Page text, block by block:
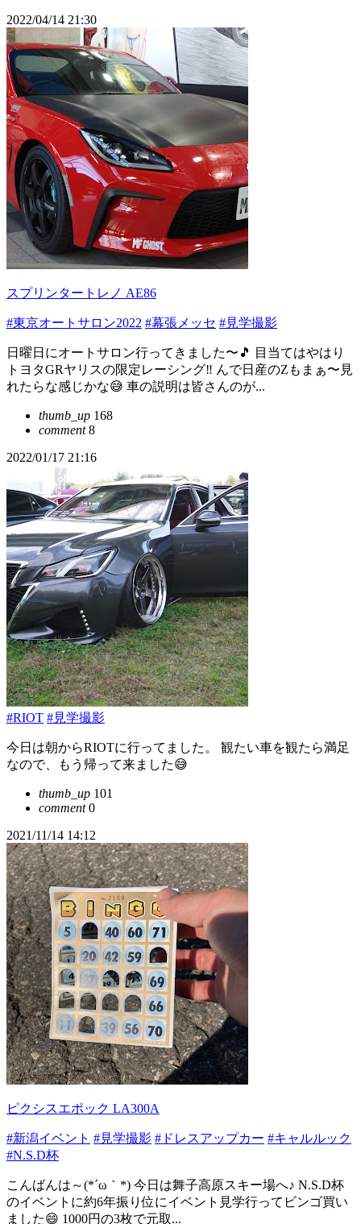
2022/04/14 21:30
スプリンタートレノ AE86
#東京オートサロン2022 #幕張メッセ #見学撮影
日曜日にオートサロン行ってきました〜🎵 目当てはやはり
トヨタGRヤリスの限定レーシング‼️ んで日産のZもまぁ〜見
れたらな感じかな😅 車の説明は皆さんのが...
thumb_up 168
comment8
2022/01/17 21:16
#RIOT #見学撮影
今日は朝からRIOTに行ってました。 観たい車を観たら満足
なので、もう帰って来ました😅
thumb_up 101
comment0
2021/11/14 14:12
ピクシスエポック LA300A
#新潟イベント #見学撮影 #ドレスアップカー #キャルルック
#N.S.D杯
こんばんは～(*´ω｀*) 今日は舞子高原スキー場へ♪ N.S.D杯
のイベントに約6年振り位にイベント見学行ってビンゴ買い
ました😄 1000円の3枚で元取...